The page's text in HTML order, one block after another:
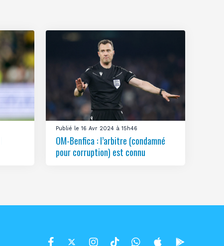
Publié le 16 Avr 2024 à 15h46
OM-Benfica : l’arbitre (condamné
pour corruption) est connu